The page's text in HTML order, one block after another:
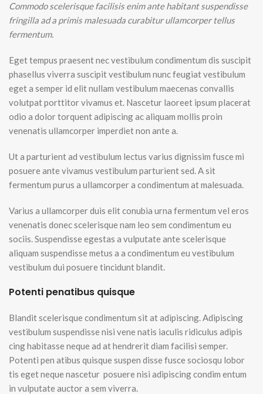
Commodo scelerisque facilisis enim ante habitant suspendisse
fringilla ad a primis malesuada curabitur ullamcorper tellus
fermentum.
Eget tempus praesent nec vestibulum condimentum dis suscipit
phasellus viverra suscipit vestibulum nunc feugiat vestibulum
eget a semper id elit nullam vestibulum maecenas convallis
volutpat porttitor vivamus et. Nascetur laoreet ipsum placerat
odio a dolor torquent adipiscing ac aliquam mollis proin
venenatis ullamcorper imperdiet non ante a.
Ut a parturient ad vestibulum lectus varius dignissim fusce mi
posuere ante vivamus vestibulum parturient sed. A sit
fermentum purus a ullamcorper a condimentum at malesuada.
Varius a ullamcorper duis elit conubia urna fermentum vel eros
venenatis donec scelerisque nam leo sem condimentum eu
sociis. Suspendisse egestas a vulputate ante scelerisque
aliquam suspendisse metus a a condimentum eu vestibulum
vestibulum dui posuere tincidunt blandit.
Potenti penatibus quisque
Blandit scelerisque condimentum sit at adipiscing. Adipiscing
vestibulum suspendisse nisi vene natis iaculis ridiculus adipis
cing habitasse neque ad at hendrerit diam facilisi semper.
Potenti pen atibus quisque suspen disse fusce sociosqu lobor
tis eget neque nascetur posuere nisi adipiscing condim entum
in vulputate auctor a sem viverra.